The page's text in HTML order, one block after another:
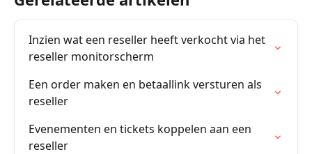
Inzien wat een reseller heeft verkocht via het
reseller monitorscherm
Een order maken en betaallink versturen als
reseller
Evenementen en tickets koppelen aan een
reseller